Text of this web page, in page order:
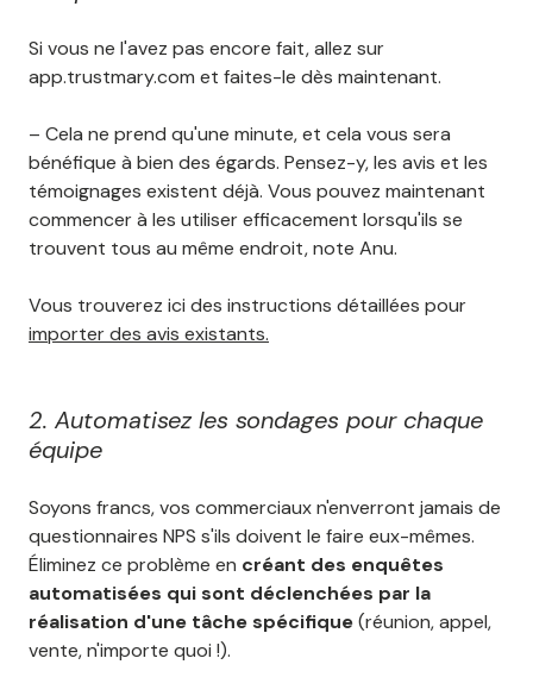
Si vous ne l'avez pas encore fait, allez sur
app.trustmary.com et faites-le dès maintenant.
– Cela ne prend qu'une minute, et cela vous sera
bénéfique à bien des égards. Pensez-y, les avis et les
témoignages existent déjà. Vous pouvez maintenant
commencer à les utiliser efficacement lorsqu'ils se
trouvent tous au même endroit, note Anu.
Vous trouverez ici des instructions détaillées pour
importer des avis existants.
2. Automatisez les sondages pour chaque
équipe
Soyons francs, vos commerciaux n'enverront jamais de
questionnaires NPS s'ils doivent le faire eux-mêmes.
Éliminez ce problème en créant des enquêtes
automatisées qui sont déclenchées par la
réalisation d'une tâche spécifique(réunion, appel,
vente, n'importe quoi !).